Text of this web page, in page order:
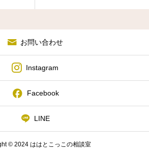
お問い合わせ
Instagram
Facebook
LINE
© 2024 ははとこっこの相談室